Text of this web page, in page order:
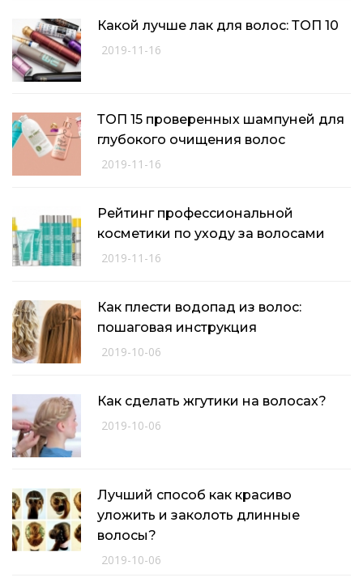
Какой лучше лак для волос: ТОП 10
2019-11-16
ТОП 15 проверенных шампуней для
глубокого очищения волос
2019-11-16
Рейтинг профессиональной
косметики по уходу за волосами
2019-11-16
Как плести водопад из волос:
пошаговая инструкция
2019-10-06
Как сделать жгутики на волосах?
2019-10-06
Лучший способ как красиво
уложить и заколоть длинные
волосы?
2019-10-06